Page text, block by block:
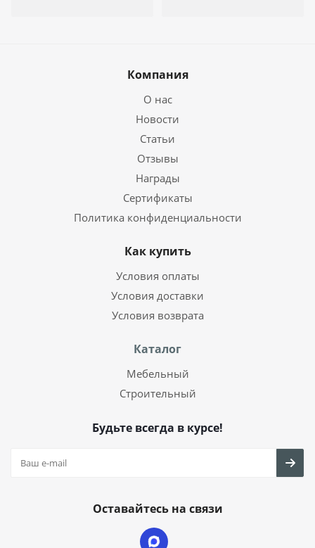
Компания
О нас
Новости
Статьи
Отзывы
Награды
Сертификаты
Политика конфиденциальности
Как купить
Условия оплаты
Условия доставки
Условия возврата
Каталог
Мебельный
Строительный
Будьте всегда в курсе!
Оставайтесь на связи